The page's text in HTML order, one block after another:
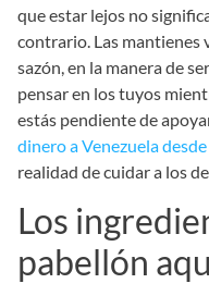
que estar lejos no
contrario. Las mantienes
sazón, en la manera de
pensar en los tuyos
estás pendiente de
dinero a Venezuela
realidad de cuidar a los
Los
pabellón